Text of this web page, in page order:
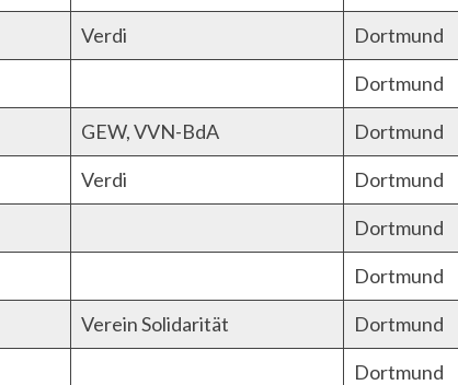
Verdi
Dortmund
Dortmund
GEW, VVN-BdA
Dortmund
Verdi
Dortmund
Dortmund
Dortmund
Verein Solidarität
Dortmund
Dortmund